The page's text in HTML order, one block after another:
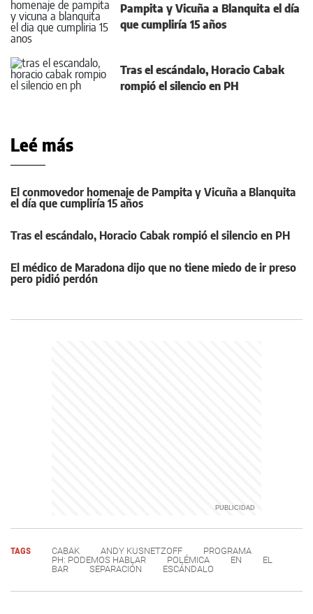
Pampita y Vicuña a Blanquita el día
que cumpliría 15 años
Tras el escándalo, Horacio Cabak
rompió el silencio en PH
Leé más
El conmovedor homenaje de Pampita y Vicuña a Blanquita
el día que cumpliría 15 años
Tras el escándalo, Horacio Cabak rompió el silencio en PH
El médico de Maradona dijo que no tiene miedo de ir preso
pero pidió perdón
TAGS CABAK ANDY KUSNETZOFF
PROGRAMA
PH: PODEMOS HABLAR
POLÉMICA EN
EL
BAR
SEPARACIÓN ESCÁNDALO